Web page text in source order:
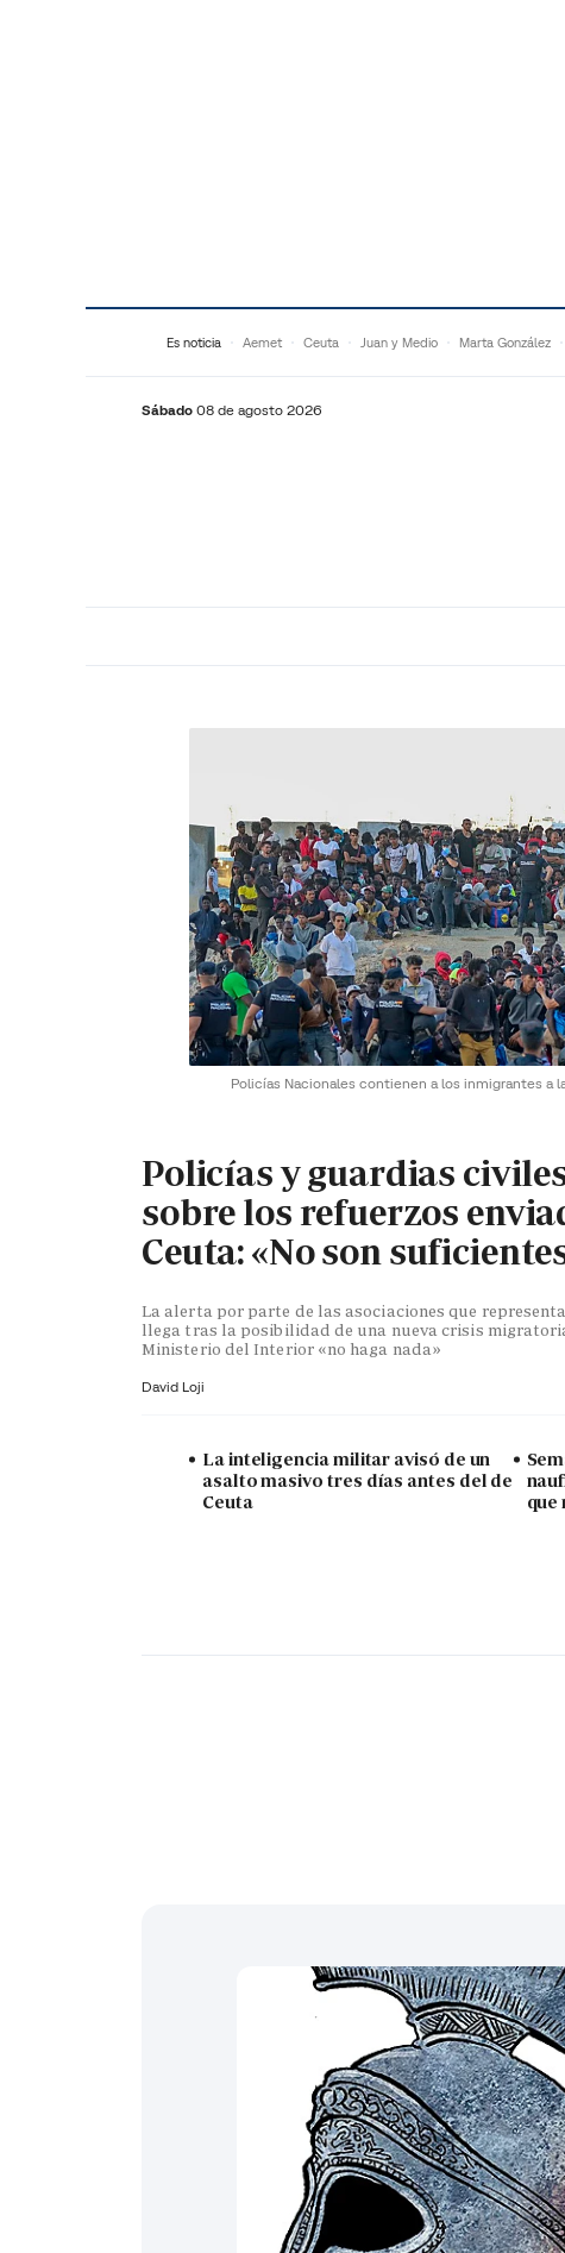
Es noticia Aemet Ceuta Juan y Medio Marta González
Sábado 08 de agosto 2026
Policías Nacionales contienen a los inmigrantes a
Policías y guardias
sobre los refuerzos
Ceuta: «No son
La alerta por parte de las asociaciones que
llega tras la posibilidad de una nueva crisis
Ministerio del Interior «no haga nada»
David Loji
La inteligencia militar avisó de un
asalto masivo tres días antes del de
Ceuta
que